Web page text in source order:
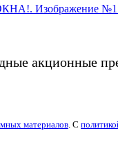
акционные
материалов . С